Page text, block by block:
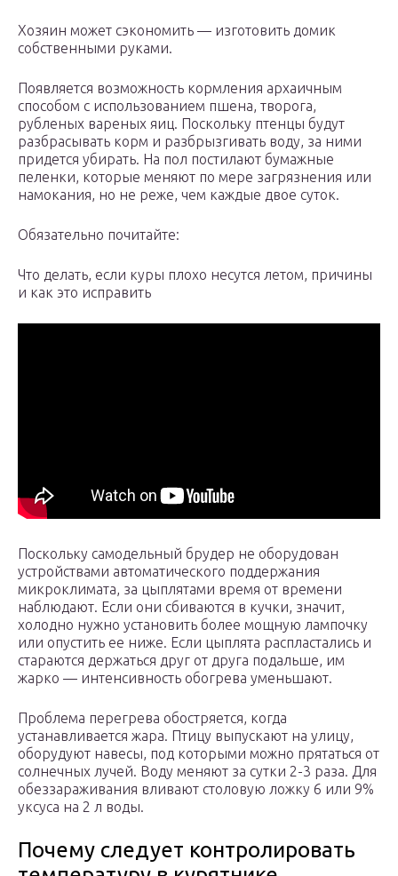
Хозяин может сэкономить — изготовить домик
собственными руками.
Появляется возможность кормления архаичным
способом с использованием пшена, творога,
рубленых вареных яиц. Поскольку птенцы будут
разбрасывать корм и разбрызгивать воду, за ними
придется убирать. На пол постилают бумажные
пеленки, которые меняют по мере загрязнения или
намокания, но не реже, чем каждые двое суток.
Обязательно почитайте:
Что делать, если куры плохо несутся летом, причины
и как это исправить
Поскольку самодельный брудер не оборудован
устройствами автоматического поддержания
микроклимата, за цыплятами время от времени
наблюдают. Если они сбиваются в кучки, значит,
холодно нужно установить более мощную лампочку
или опустить ее ниже. Если цыплята распластались и
стараются держаться друг от друга подальше, им
жарко — интенсивность обогрева уменьшают.
Проблема перегрева обостряется, когда
устанавливается жара. Птицу выпускают на улицу,
оборудуют навесы, под которыми можно прятаться от
солнечных лучей. Воду меняют за сутки 2-3 раза. Для
обеззараживания вливают столовую ложку 6 или 9%
уксуса на 2 л воды.
Почему следует контролировать